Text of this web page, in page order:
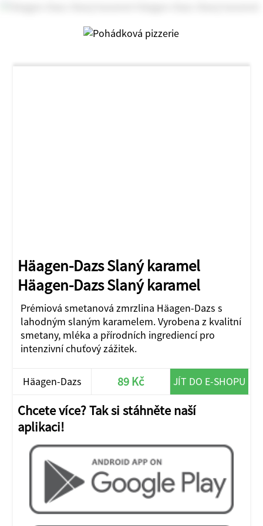
Häagen-Dazs Slaný karamel
Häagen-Dazs Slaný karamel
Prémiová smetanová zmrzlina Häagen-Dazs s
lahodným slaným karamelem. Vyrobena z kvalitní
smetany, mléka a přírodních ingrediencí pro
intenzivní chuťový zážitek.
Häagen-Dazs
Slaný karamel
89 Kč JÍT DO E-SHOPU
Chcete více? Tak si stáhněte naší
aplikaci!